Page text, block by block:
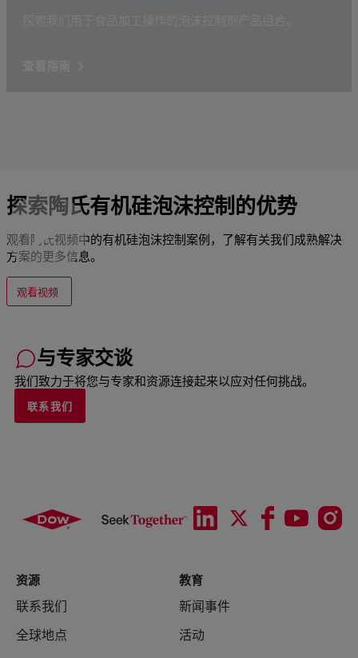
探索陶氏有机硅泡沫控制的优势
观看陶氏视频中的有机硅泡沫控制案例，了解有关我们成熟解决
方案的更多信息。
观看视频
与专家交谈
我们致力于将您与专家和资源连接起来以应对任何挑战。
联系我们
资源
联系我们
全球地点
教育
新闻事件
活动